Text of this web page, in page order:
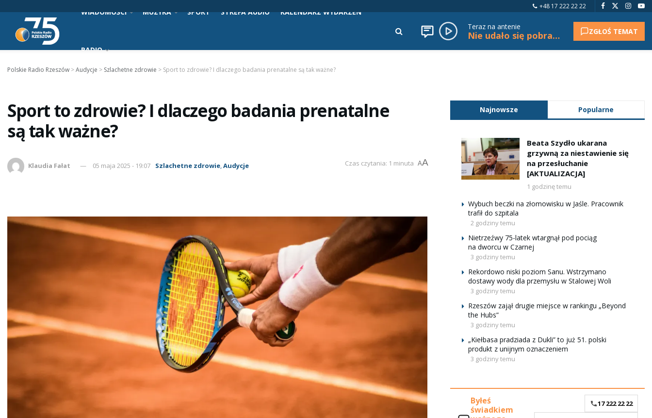
+48 17 222 22 22
WIADOMOŚCI MUZYKA SPORT STREFA AUDIO KALENDARZ WYDARZEŃ
RADIO
Teraz na antenie
Nie udało się pobrać tytułu. ZGŁOŚ TEMAT
Polskie Radio Rzeszów >Audycje > Szlachetne zdrowie > Sport to zdrowie? I dlaczego badania prenatalne są tak ważne?
Sport to zdrowie? I dlaczego badania prenatalne
są tak ważne?
Klaudia Fałat 05 maja 2025 - 19:07 Szlachetne zdrowie,Audycje Czas czytania: 1 minuta AA
Najnowsze Popularne
Beata Szydło ukarana
grzywną za niestawienie się
na przesłuchanie
[AKTUALIZACJA]
1 godzinę temu
Wybuch beczki na złomowisku w Jaśle. Pracownik
trafił do szpitala
2 godziny temu
Nietrzeźwy 75-latek wtargnął pod pociąg
na dworcu w Czarnej
3 godziny temu
Rekordowo niski poziom Sanu. Wstrzymano
dostawy wody dla przemysłu w Stalowej Woli
3 godziny temu
Rzeszów zajął drugie miejsce w rankingu „Beyond
the Hubs”
3 godziny temu
„Kiełbasa pradziada z Dukli” to już 51. polski
produkt z unijnym oznaczeniem
3 godziny temu
Byłeś
świadkiem
17 222 22 22